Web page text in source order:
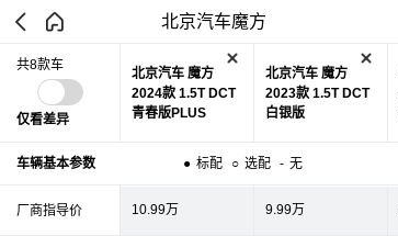
北京汽车魔方
共8款车
仅看差异
北京汽车 魔方
2024款 1.5T DCT
青春版PLUS
北京汽车 魔方
2023款 1.5T DCT
白银版
车辆基本参数 ● 标配 ○ 选配 - 无
厂商指导价 10.99万 9.99万